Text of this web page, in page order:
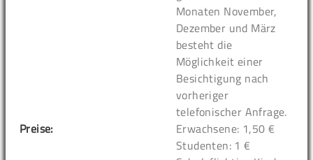
Monaten November,
Dezember und März
besteht die
Möglichkeit einer
Besichtigung nach
vorheriger
telefonischer Anfrage.
Preise:
Erwachsene: 1,50 €
Studenten: 1 €